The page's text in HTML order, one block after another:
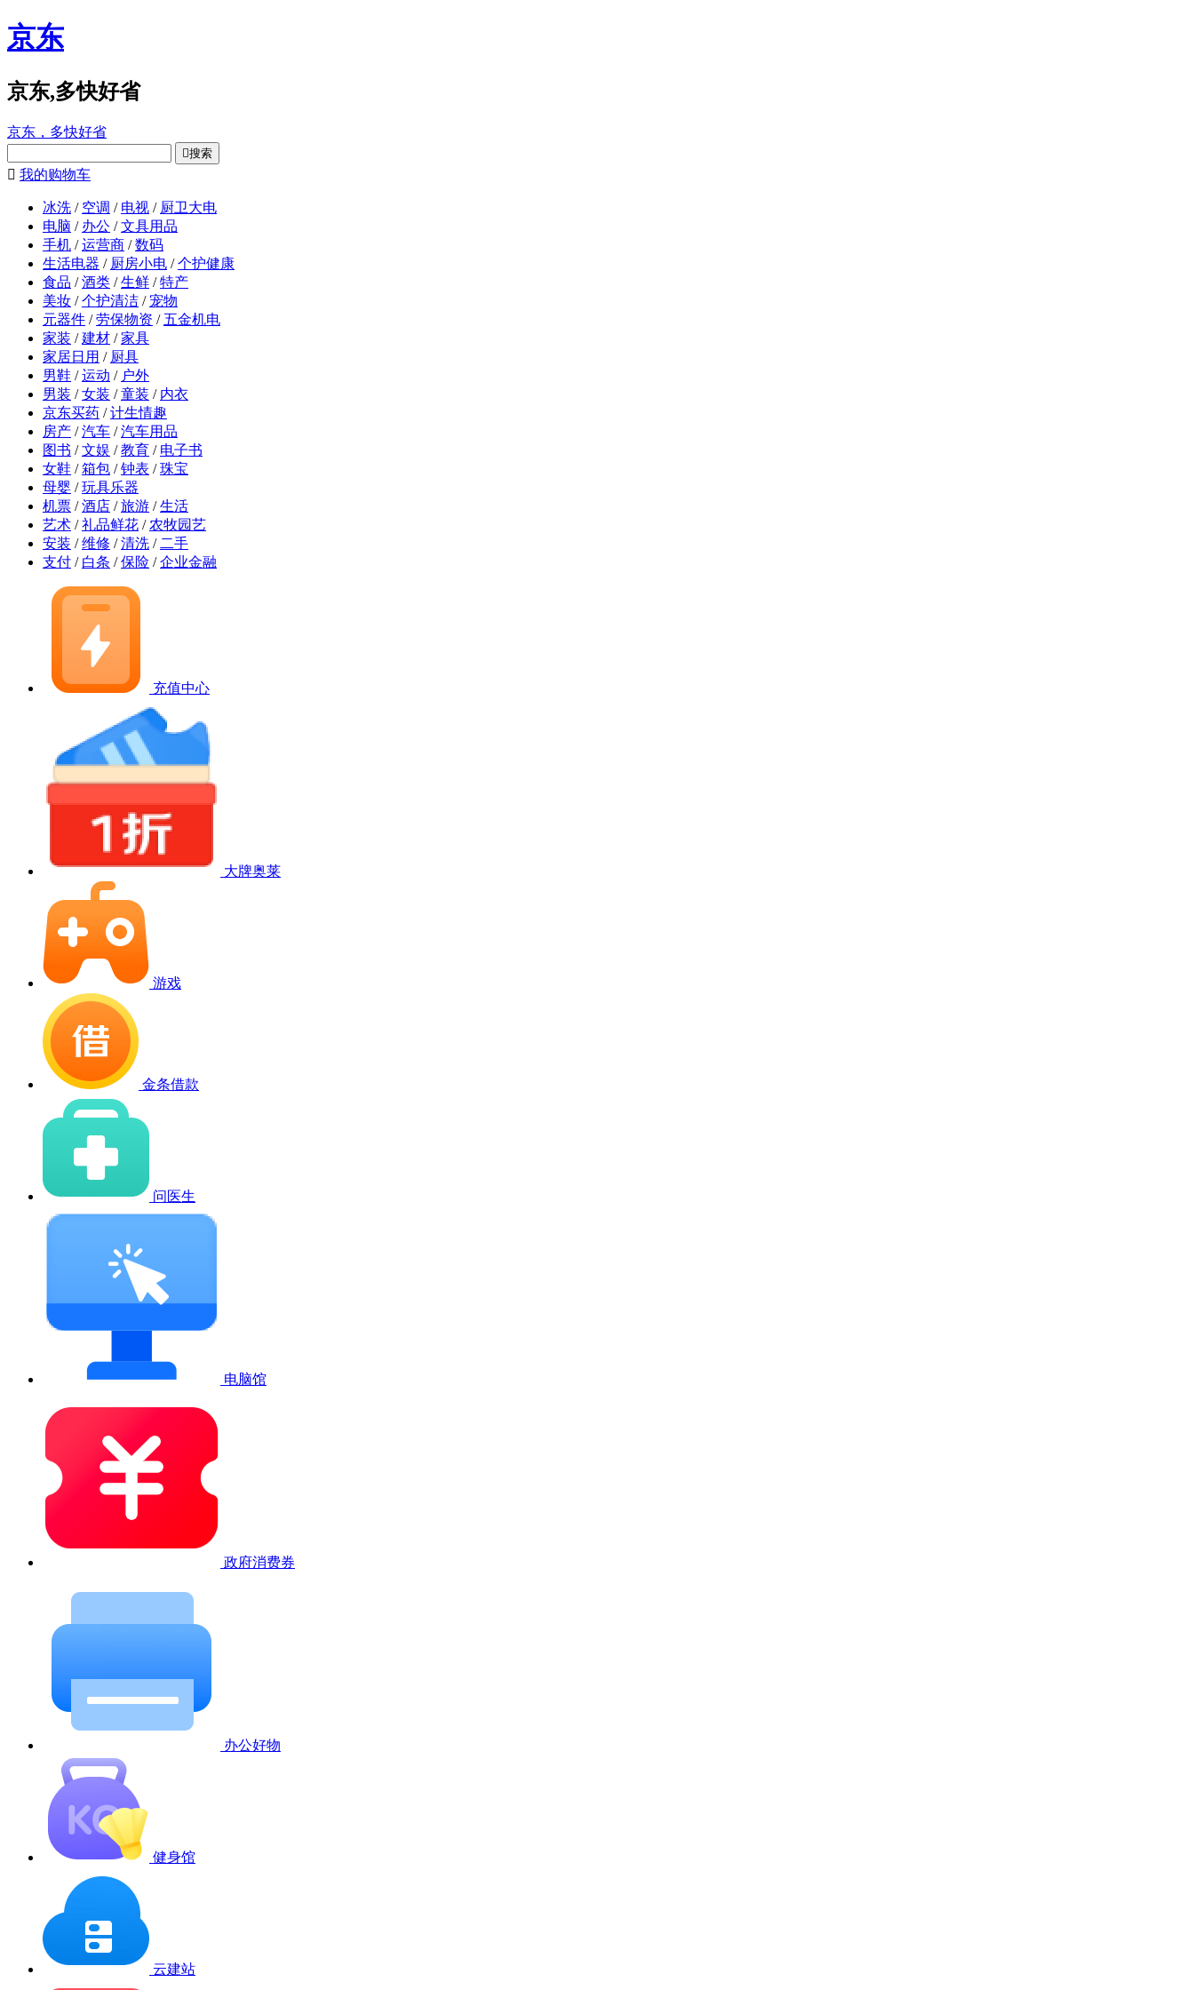
京东
京东,多快好省
京东，多快好省
搜索
 我的购物车
冰洗 / 空调 / 电视 / 厨卫大电
电脑 / 办公 / 文具用品
手机 / 运营商 / 数码
生活电器 / 厨房小电 / 个护健康
食品 / 酒类 / 生鲜 / 特产
美妆 / 个护清洁 / 宠物
元器件 / 劳保物资 / 五金机电
家装 / 建材 / 家具
家居日用 / 厨具
男鞋 / 运动 / 户外
男装 / 女装 / 童装 / 内衣
京东买药 / 计生情趣
房产 / 汽车 / 汽车用品
图书 / 文娱 / 教育 / 电子书
女鞋 / 箱包 / 钟表 / 珠宝
母婴 / 玩具乐器
机票 / 酒店 / 旅游 / 生活
艺术 / 礼品鲜花 / 农牧园艺
安装 / 维修 / 清洗 / 二手
支付 / 白条 / 保险 / 企业金融
充值中心
大牌奥莱
游戏
金条借款
问医生
电脑馆
政府消费券
办公好物
健身馆
云建站